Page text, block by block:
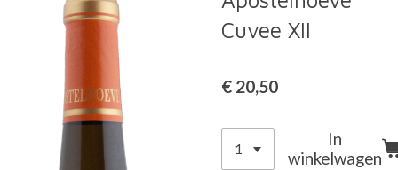
Cuvee XII
€ 20,50
In
winkelwagen